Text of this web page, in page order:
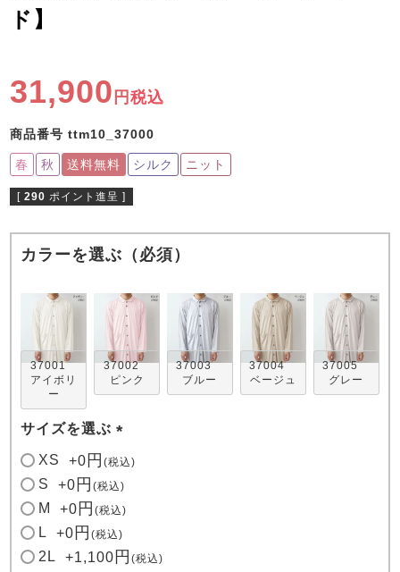
すべての季節のパジャマ一覧はこちら
単品
ン単品
単品
ン単品
売れ筋ランキング
- Item Ranking -
すべてのデザインのパジャマ一覧はこちら
ド】
31,900 税込
商品番号 ttm10_37000
春 秋 送料無料 シルク ニット
[ 290 ポイント進呈 ]
カラーを選ぶ（必須）
37001
アイボリ
ー
37002
ピンク
37003
ブルー
37004
ベージュ
37005
グレー
サイズを選ぶ
(
)
XS +0 税込
S +0 税込
M +0 税込
L +0 税込
2L +1,100 税込